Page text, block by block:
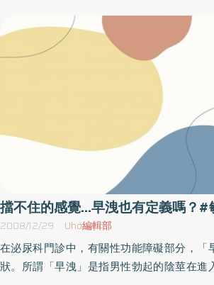
來卻發現因天冷進補吃火鍋造成鼻血流不停
勢，醫師提醒民眾春節圍爐要特別注意飲食
理。家住沙鹿的李先生特別喜歡吃火鍋，加
乎天天開暖氣又進補，今年過年圍爐還計劃
快朵頤。不料前幾天晚餐正在大啖羊肉爐時
癢癢、怪怪的。原以為是流鼻水，沒想到一
坐在一旁的家人看到了都嚇一跳。好不容易
起床時居然還發現枕頭上沾滿了血跡，口
絲。且這種大量出血的狀況還持續了好幾天
前往光田綜合醫院耳鼻喉科看診，經耳鼻
並治療後，才止住流不停的鼻血。劉耿僚醫
喉科除了感冒與鼻炎的患者增多外，流鼻血
好幾倍。流鼻血的原因有很多，大部分是因
外傷引發血管破裂，少部份則是因為鼻腔內
因為鼻黏膜敏感脆弱、每到冬季天氣乾冷或
擋不住的感覺...早洩也有定義嗎？#
2008/12/29 Uho編輯部
在泌尿科門診中，有關性功能障礙部分，「
狀。所謂「早洩」是指男性勃起的陰莖在進